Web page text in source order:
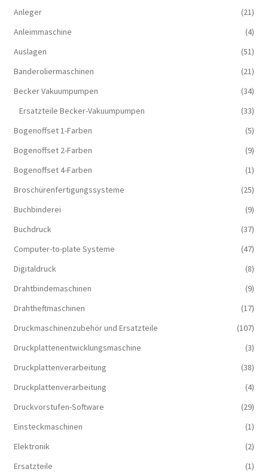
Anleger
(21)
Anleimmaschine
(4)
Auslagen
(51)
Banderoliermaschinen
(21)
Becker Vakuumpumpen
(34)
Ersatzteile Becker-Vakuumpumpen
(33)
Bogenoffset 1-Farben
(5)
Bogenoffset 2-Farben
(9)
Bogenoffset 4-Farben
(1)
Broschürenfertigungssysteme
(25)
Buchbinderei
(9)
Buchdruck
(37)
Computer-to-plate Systeme
(47)
Digitaldruck
(8)
Drahtbindemaschinen
(9)
Drahtheftmaschinen
(17)
Druckmaschinenzubehör und Ersatzteile
(107)
Druckplattenentwicklungsmaschine
(3)
Druckplattenverarbeitung
(38)
Druckplattenverarbeitung
(4)
Druckvorstufen-Software
(29)
Einsteckmaschinen
(1)
Elektronik
(2)
Ersatzteile
(1)